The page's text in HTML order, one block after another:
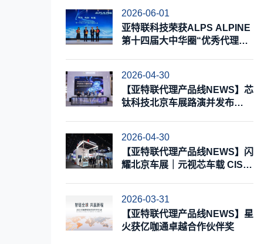
2026-06-01
亚特联科技荣获ALPS ALPINE
第十四届大中华圈“优秀代理商”
2026-04-30
【亚特联代理产品线NEWS】芯
钛科技北京车展路演并发布
2026-04-30
【亚特联代理产品线NEWS】闪
耀北京车展｜元视芯车载 CIS
2026-03-31
【亚特联代理产品线NEWS】星
火获亿咖通卓越合作伙伴奖